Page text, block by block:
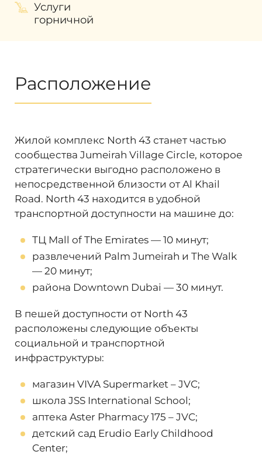
Услуги
горничной
Расположение
Жилой комплекс North 43 станет частью
сообщества Jumeirah Village Circle, которое
стратегически выгодно расположено в
непосредственной близости от Al Khail
Road. North 43 находится в удобной
транспортной доступности на машине до:
ТЦ Mall of The Emirates — 10 минут;
развлечений Palm Jumeirah и The Walk
— 20 минут;
района Downtown Dubai — 30 минут.
В пешей доступности от North 43
расположены следующие объекты
социальной и транспортной
инфраструктуры:
магазин VIVA Supermarket – JVC;
школа JSS International School;
аптека Aster Pharmacy 175 – JVC;
детский сад Erudio Early Childhood
Center;